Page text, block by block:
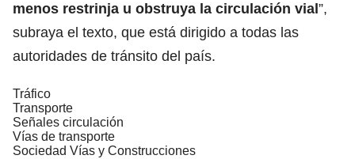
menos restrinja u obstruya la circulación vial ”,
subraya el texto, que está dirigido a todas las
autoridades de tránsito del país.
Tráfico
Transporte
Señales circulación
Vías de transporte
Sociedad Vías y Construcciones